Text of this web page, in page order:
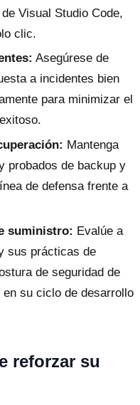
Visual Studio Code,
clic.
Asegúrese de
a incidentes bien
para minimizar el
Mantenga
probados de backup y
de defensa frente a
suministro: Evalúe a
sus prácticas de
de seguridad de
su ciclo de desarrollo
reforzar su